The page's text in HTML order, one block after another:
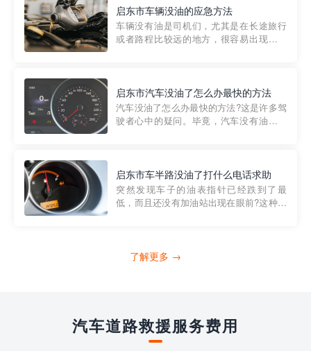
紧急情况下，我们需要一种高效可靠的救
援方式。而这时，地库救援专...
启东市车辆没油的应急方法
车辆没有油是司机们，尤其是在长途旅行
或者路程比较远的地方，很容易出现这种
的送油师傅，解决没油的紧急情况。 首
先，让我们来了解一下穿...
启东市汽车没油了怎么办最快的方法
汽车没油了怎么办最快的方法?这是许多驾
驶者心中的疑问。毕竟，汽车没有油就无
越者小程序是一款专门解决汽车没油问题
的在线服务平台。通过...
启东市车半路没油了打什么电话求助
突然发现车子的油表指针已经跌到了最
低，而且还没有加油站出现在眼前?这种情
打4006363122请求送油人员来帮助你。
了解更多 →
汽车道路救援服务费用